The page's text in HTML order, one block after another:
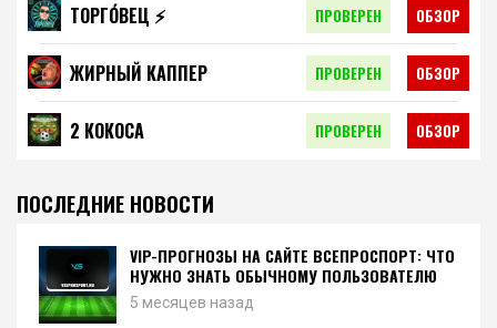
ТОРГО́ВЕЦ ⚡️ ПРОВЕРЕН ОБЗОР
ЖИРНЫЙ КАППЕР ПРОВЕРЕН ОБЗОР
2 КОКОСА ПРОВЕРЕН ОБЗОР
ПОСЛЕДНИЕ НОВОСТИ
VIP-ПРОГНОЗЫ НА САЙТЕ ВСЕПРОСПОРТ: ЧТО
НУЖНО ЗНАТЬ ОБЫЧНОМУ ПОЛЬЗОВАТЕЛЮ
5 месяцев назад